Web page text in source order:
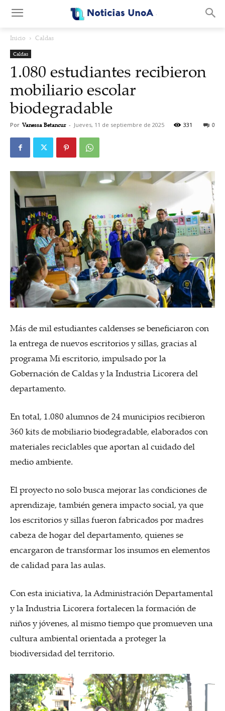
Inicio Caldas
Caldas
1.080 estudiantes recibieron
mobiliario escolar
biodegradable
Por Vanessa Betancur - Jueves, 11 de septiembre de 2025 0
331
Más de mil estudiantes caldenses se beneficiaron con
la entrega de nuevos escritorios y sillas, gracias al
programa Mi escritorio, impulsado por la
Gobernación de Caldas y la Industria Licorera del
departamento.
En total, 1.080 alumnos de 24 municipios recibieron
360 kits de mobiliario biodegradable, elaborados con
materiales reciclables que aportan al cuidado del
medio ambiente.
El proyecto no solo busca mejorar las condiciones de
aprendizaje, también genera impacto social, ya que
los escritorios y sillas fueron fabricados por madres
cabeza de hogar del departamento, quienes se
encargaron de transformar los insumos en elementos
de calidad para las aulas.
Con esta iniciativa, la Administración Departamental
y la Industria Licorera fortalecen la formación de
niños y jóvenes, al mismo tiempo que promueven una
cultura ambiental orientada a proteger la
biodiversidad del territorio.